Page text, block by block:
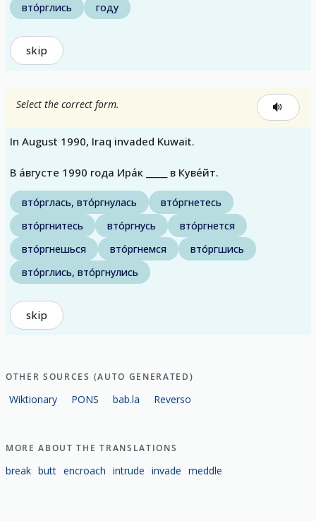
вто́рглись
году
skip
Select the correct form.
In August 1990, Iraq invaded Kuwait.
В а́вгусте 1990 года Ира́к _____ в Куве́йт.
вто́рглась, вто́ргнулась
вто́ргнетесь
вто́ргнитесь
вто́ргнусь
вто́ргнется
вто́ргнешься
вто́ргнемся
вто́ргшись
вто́рглись, вто́ргнулись
skip
OTHER SOURCES (AUTO GENERATED)
Wiktionary PONS bab.la Reverso
MORE ABOUT THE TRANSLATIONS
break butt encroach intrude invade meddle